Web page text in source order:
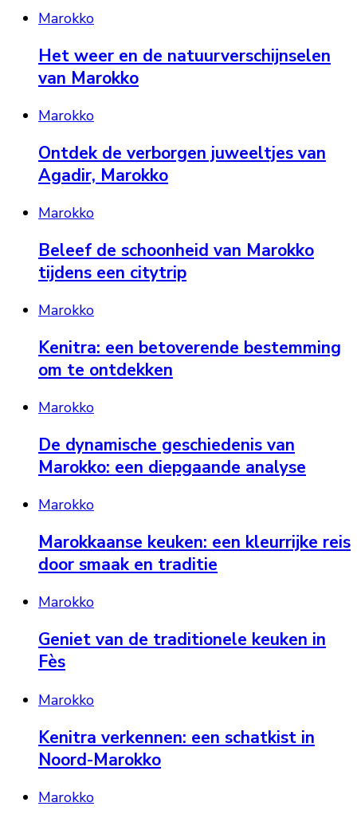
Marokko
Het weer en de natuurverschijnselen
van Marokko
Marokko
Ontdek de verborgen juweeltjes van
Agadir, Marokko
Marokko
Beleef de schoonheid van Marokko
tijdens een citytrip
Marokko
Kenitra: een betoverende bestemming
om te ontdekken
Marokko
De dynamische geschiedenis van
Marokko: een diepgaande analyse
Marokko
Marokkaanse keuken: een kleurrijke reis
door smaak en traditie
Marokko
Geniet van de traditionele keuken in
Fès
Marokko
Kenitra verkennen: een schatkist in
Noord-Marokko
Marokko